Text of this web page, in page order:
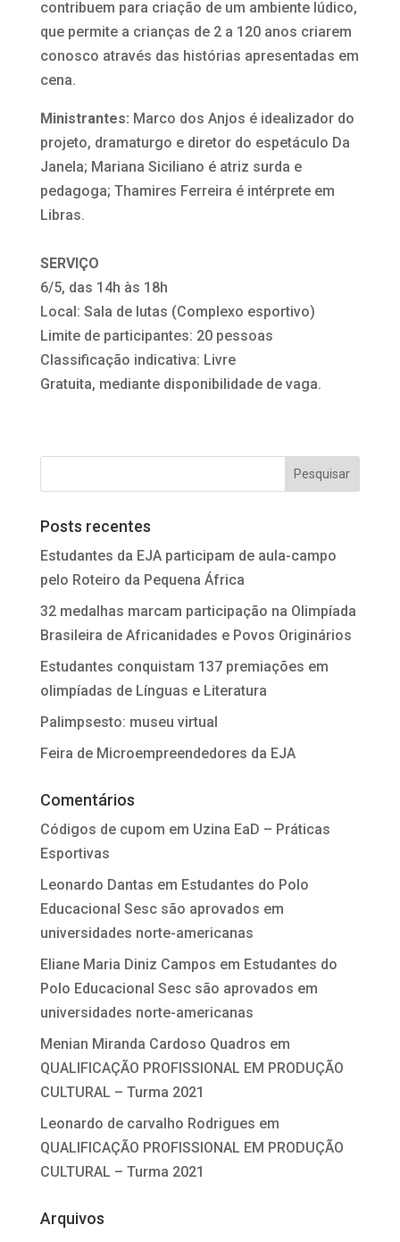
contribuem para criação de um ambiente lúdico,
que permite a crianças de 2 a 120 anos criarem
conosco através das histórias apresentadas em
cena.
Ministrantes: Marco dos Anjos é idealizador do
projeto, dramaturgo e diretor do espetáculo Da
Janela; Mariana Siciliano é atriz surda e
pedagoga; Thamires Ferreira é intérprete em
Libras.
SERVIÇO
6/5, das 14h às 18h
Local: Sala de lutas (Complexo esportivo)
Limite de participantes: 20 pessoas
Classificação indicativa: Livre
Gratuita, mediante disponibilidade de vaga.
Posts recentes
Estudantes da EJA participam de aula-campo
pelo Roteiro da Pequena África
32 medalhas marcam participação na Olimpíada
Brasileira de Africanidades e Povos Originários
Estudantes conquistam 137 premiações em
olimpíadas de Línguas e Literatura
Palimpsesto: museu virtual
Feira de Microempreendedores da EJA
Comentários
Códigos de cupom em Uzina EaD – Práticas
Esportivas
Leonardo Dantas em Estudantes do Polo
Educacional Sesc são aprovados em
universidades norte-americanas
Eliane Maria Diniz Campos em Estudantes do
Polo Educacional Sesc são aprovados em
universidades norte-americanas
Menian Miranda Cardoso Quadros em
QUALIFICAÇÃO PROFISSIONAL EM PRODUÇÃO
CULTURAL – Turma 2021
Leonardo de carvalho Rodrigues em
QUALIFICAÇÃO PROFISSIONAL EM PRODUÇÃO
CULTURAL – Turma 2021
Arquivos